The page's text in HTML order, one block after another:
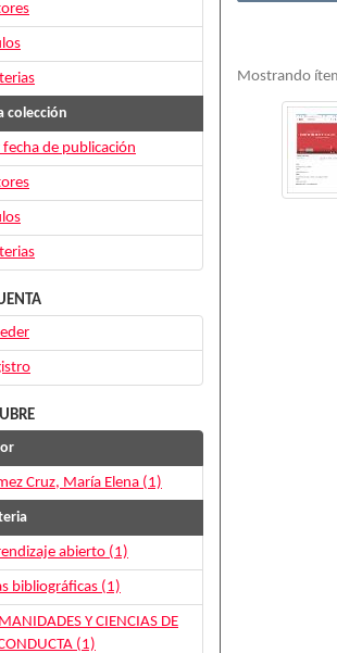
Mostrando
colección
fecha de publicación
Cruz, María Elena (1)
abierto (1)
bibliográficas (1)
Y CIENCIAS DE
(1)